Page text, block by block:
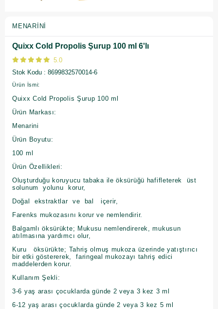
MENARINI
Quixx Cold Propolis Şurup 100 ml 6'lı
5.0
Stok Kodu
8699832570014-6
Ürün İsmi:
Quixx Cold Propolis Şurup 100 ml
Ürün Markası:
Menarini
Ürün Boyutu:
100 ml
Ürün Özellikleri:
Oluşturduğu koruyucu tabaka ile öksürüğü hafifleterek üst
solunum yolunu korur,
Doğal ekstraktlar ve bal içerir,
Farenks mukozasını korur ve nemlendirir.
Balgamlı öksürükte; Mukusu nemlendirerek, mukusun
atılmasına yardımcı olur,
Kuru öksürükte; Tahriş olmuş mukoza üzerinde yatıştırıcı
bir etki göstererek, faringeal mukozayı tahriş edici
maddelerden korur.
Kullanım Şekli:
3-6 yaş arası çocuklarda günde 2 veya 3 kez 3 ml
6-12 yaş arası çocuklarda günde 2 veya 3 kez 5 ml